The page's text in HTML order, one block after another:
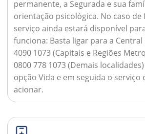
permanente, a Segurada e sua
orientação psicológica. No caso de
serviço ainda estará disponível
funciona: Basta ligar para a
4090 1073 (Capitais e Regiões
0800 778 1073 (Demais
opção Vida e em seguida o serviço
acionar.